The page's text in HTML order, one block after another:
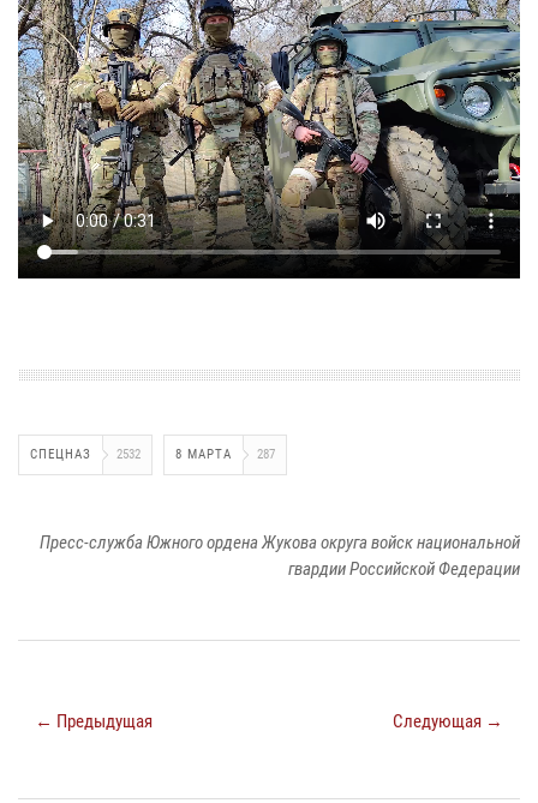
СПЕЦНАЗ 2532 8 МАРТА 287
Пресс-служба Южного ордена Жукова округа войск национальной
гвардии Российской Федерации
← Предыдущая Следующая →